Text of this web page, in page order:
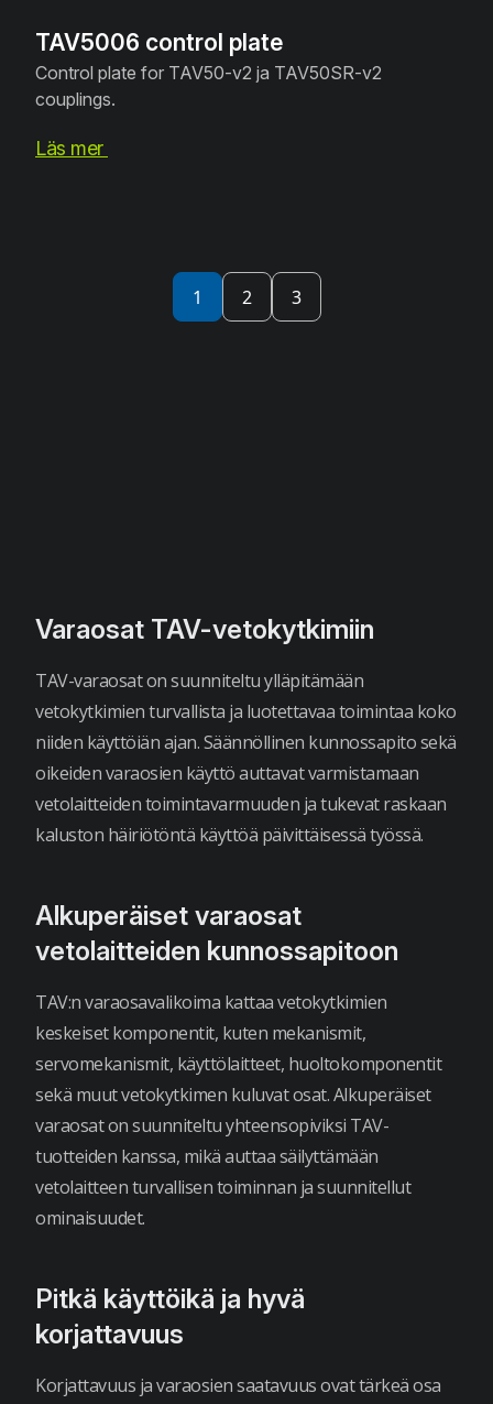
TAV5006 control plate
Control plate for TAV50-v2 ja TAV50SR-v2
couplings.
Läs mer
Inläggsnavigering
1 2 3
Varaosat TAV-vetokytkimiin
TAV-varaosat on suunniteltu ylläpitämään
vetokytkimien turvallista ja luotettavaa toimintaa koko
niiden käyttöiän ajan. Säännöllinen kunnossapito sekä
oikeiden varaosien käyttö auttavat varmistamaan
vetolaitteiden toimintavarmuuden ja tukevat raskaan
kaluston häiriötöntä käyttöä päivittäisessä työssä.
Alkuperäiset varaosat
vetolaitteiden kunnossapitoon
TAV:n varaosavalikoima kattaa vetokytkimien
keskeiset komponentit, kuten mekanismit,
servomekanismit, käyttölaitteet, huoltokomponentit
sekä muut vetokytkimen kuluvat osat. Alkuperäiset
varaosat on suunniteltu yhteensopiviksi TAV-
tuotteiden kanssa, mikä auttaa säilyttämään
vetolaitteen turvallisen toiminnan ja suunnitellut
ominaisuudet.
Pitkä käyttöikä ja hyvä
korjattavuus
Korjattavuus ja varaosien saatavuus ovat tärkeä osa